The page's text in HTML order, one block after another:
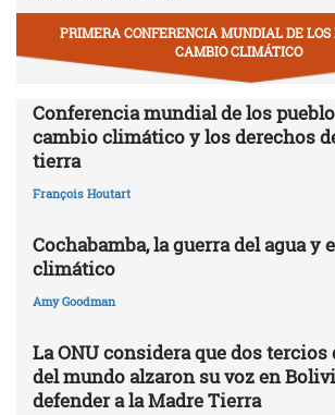
PRIMERA CONFERENCIA MUNDIAL DE LOS
CAMBIO CLIMÁTICO
Conferencia mundial de los
cambio climático y los derechos
tierra
François Houtart
Cochabamba, la guerra del agua y
climático
Amy Goodman
La ONU considera que dos tercios
del mundo alzaron su voz en
defender a la Madre Tierra